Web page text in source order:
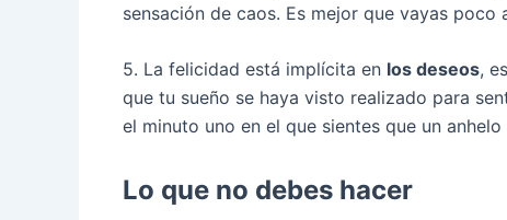
sensación de caos. Es mejor que vayas
5. La felicidad está implícita en los deseos,
que tu sueño se haya visto realizado para
el minuto uno en el que sientes que un
Lo que no debes hacer